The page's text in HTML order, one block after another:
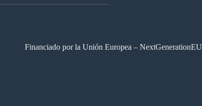
Financiado por la Unión Europea – NextGenerationEU